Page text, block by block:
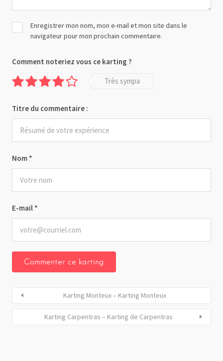
Nom *
E-mail *
Enregistrer mon nom, mon e-mail et mon site dans le
navigateur pour mon prochain commentaire.
Comment noteriez vous ce karting ?
Très sympa
Titre du commentaire :
Karting Monteux – Karting Monteux
Karting Carpentras – Karting de Carpentras